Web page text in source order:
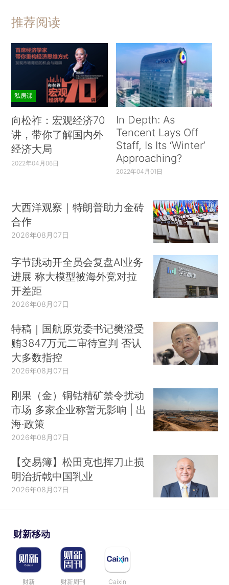
推荐阅读
私房课
向松祚：宏观经济70
讲，带你了解国内外
经济大局
2022年04月06日
In Depth: As
Tencent Lays Off
Staff, Is Its ‘Winter’
Approaching?
2022年04月01日
大西洋观察｜特朗普助力金砖
合作
2026年08月07日
字节跳动开全员会复盘AI业务
进展 称大模型被海外竞对拉
开差距
2026年08月07日
特稿｜国航原党委书记樊澄受
贿3847万元二审待宣判 否认
大多数指控
2026年08月07日
刚果（金）铜钴精矿禁令扰动
市场 多家企业称暂无影响 | 出
海·政策
2026年08月07日
【交易簿】松田克也挥刀止损
明治折戟中国乳业
2026年08月07日
财新移动
财新 财新周刊 Caixin